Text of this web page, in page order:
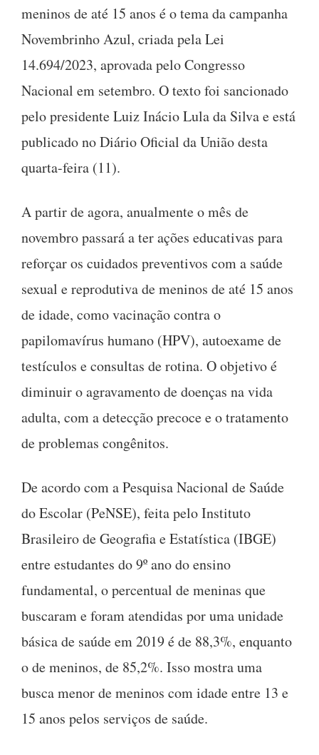
meninos de até 15 anos é o tema da campanha
Novembrinho Azul, criada pela Lei
14.694/2023, aprovada pelo Congresso
Nacional em setembro. O texto foi sancionado
pelo presidente Luiz Inácio Lula da Silva e está
publicado no Diário Oficial da União desta
quarta-feira (11).
A partir de agora, anualmente o mês de
novembro passará a ter ações educativas para
reforçar os cuidados preventivos com a saúde
sexual e reprodutiva de meninos de até 15 anos
de idade, como vacinação contra o
papilomavírus humano (HPV), autoexame de
testículos e consultas de rotina. O objetivo é
diminuir o agravamento de doenças na vida
adulta, com a detecção precoce e o tratamento
de problemas congênitos.
De acordo com a Pesquisa Nacional de Saúde
do Escolar (PeNSE), feita pelo Instituto
Brasileiro de Geografia e Estatística (IBGE)
entre estudantes do 9º ano do ensino
fundamental, o percentual de meninas que
buscaram e foram atendidas por uma unidade
básica de saúde em 2019 é de 88,3%, enquanto
o de meninos, de 85,2%. Isso mostra uma
busca menor de meninos com idade entre 13 e
15 anos pelos serviços de saúde.